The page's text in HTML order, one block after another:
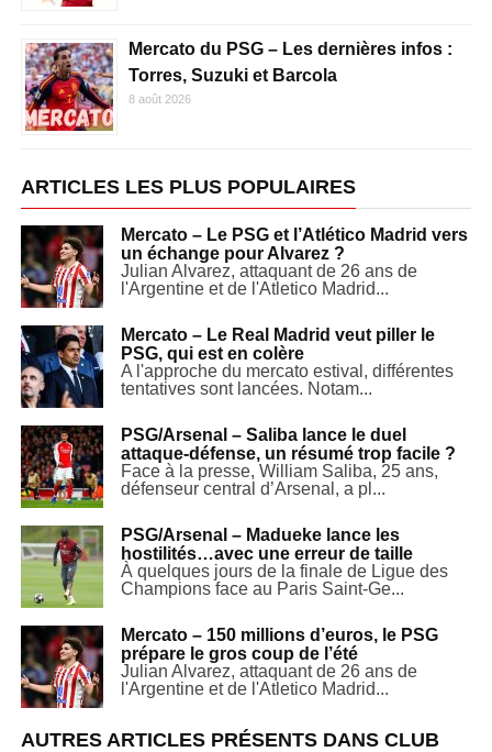
Mercato du PSG – Les dernières infos :
Torres, Suzuki et Barcola
8 août 2026
ARTICLES LES PLUS POPULAIRES
Mercato – Le PSG et l’Atlético Madrid vers
un échange pour Alvarez ?
Julian Alvarez, attaquant de 26 ans de
l'Argentine et de l'Atletico Madrid...
Mercato – Le Real Madrid veut piller le
PSG, qui est en colère
A l'approche du mercato estival, différentes
tentatives sont lancées. Notam...
PSG/Arsenal – Saliba lance le duel
attaque-défense, un résumé trop facile ?
Face à la presse, William Saliba, 25 ans,
défenseur central d’Arsenal, a pl...
PSG/Arsenal – Madueke lance les
hostilités…avec une erreur de taille
À quelques jours de la finale de Ligue des
Champions face au Paris Saint-Ge...
Mercato – 150 millions d’euros, le PSG
prépare le gros coup de l’été
Julian Alvarez, attaquant de 26 ans de
l'Argentine et de l'Atletico Madrid...
AUTRES ARTICLES PRÉSENTS DANS CLUB